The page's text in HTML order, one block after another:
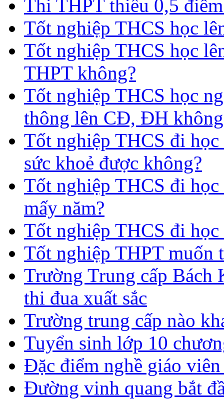
Thi THPT thiếu 0,5
Tốt nghiệp THCS học
Tốt nghiệp THCS học
THPT không?
Tốt nghiệp THCS học
thông lên CĐ, ĐH
Tốt nghiệp THCS đi học
sức khoẻ được không?
Tốt nghiệp THCS đi
mấy năm?
Tốt nghiệp THCS đi
Tốt nghiệp THPT muốn
Trường Trung cấp Bách
thi đua xuất sắc
Trường trung cấp nào
Tuyển sinh lớp 10
Đặc điểm nghề giáo
Đường vinh quang bắt